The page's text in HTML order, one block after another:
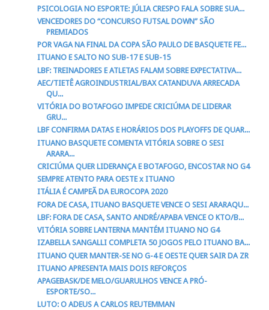
PSICOLOGIA NO ESPORTE: JÚLIA CRESPO FALA SOBRE SUA...
VENCEDORES DO “CONCURSO FUTSAL DOWN” SÃO
PREMIADOS
POR VAGA NA FINAL DA COPA SÃO PAULO DE BASQUETE FE...
ITUANO E SALTO NO SUB-17 E SUB-15
LBF: TREINADORES E ATLETAS FALAM SOBRE EXPECTATIVA...
AEC/TIETÊ AGROINDUSTRIAL/BAX CATANDUVA ARRECADA
QU...
VITÓRIA DO BOTAFOGO IMPEDE CRICIÚMA DE LIDERAR
GRU...
LBF CONFIRMA DATAS E HORÁRIOS DOS PLAYOFFS DE QUAR...
ITUANO BASQUETE COMENTA VITÓRIA SOBRE O SESI
ARARA...
CRICIÚMA QUER LIDERANÇA E BOTAFOGO, ENCOSTAR NO G4
SEMPRE ATENTO PARA OESTE x ITUANO
ITÁLIA É CAMPEÃ DA EUROCOPA 2020
FORA DE CASA, ITUANO BASQUETE VENCE O SESI ARARAQU...
LBF: FORA DE CASA, SANTO ANDRÉ/APABA VENCE O KTO/B...
VITÓRIA SOBRE LANTERNA MANTÉM ITUANO NO G4
IZABELLA SANGALLI COMPLETA 50 JOGOS PELO ITUANO BA...
ITUANO QUER MANTER-SE NO G-4 E OESTE QUER SAIR DA ZR
ITUANO APRESENTA MAIS DOIS REFORÇOS
APAGEBASK/DE MELO/GUARULHOS VENCE A PRÓ-
ESPORTE/SO...
LUTO: O ADEUS A CARLOS REUTEMMAN